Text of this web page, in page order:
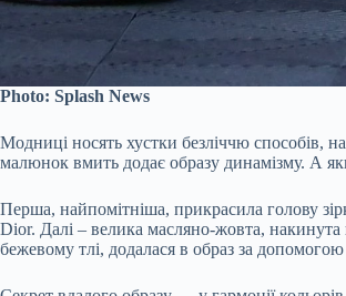
Photo: Splash News
Модниці носять хустки безліччю способів,
малюнок вмить додає образу динамізму. А
Перша, найпомітніша, прикрасила голову
Dior. Далі – велика масляно-жовта, накинута
бежевому тлі, додалася в образ за